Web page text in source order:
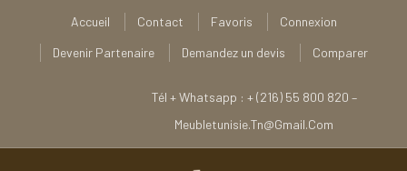
Accueil Contact Favoris
Connexion
Devenir Partenaire
Demandez un devis Comparer
Tél + Whatsapp : + (216) 55 800 820 –
Meubletunisie.tn@gmail.com